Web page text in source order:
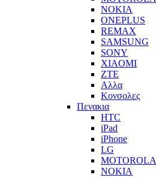
NOKIA
ONEPLUS
REMAX
SAMSUNG
SONY
XIAOMI
ZTE
Αλλα
Κονσολες
Πενακια
HTC
iPad
iPhone
LG
MOTOROLA
NOKIA